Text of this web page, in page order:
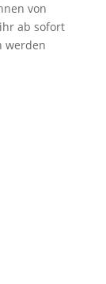
von
ab sofort
werden